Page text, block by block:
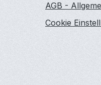
AGB -
Cookie